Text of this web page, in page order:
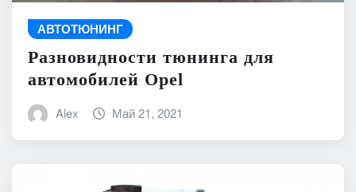
АВТОТЮНИНГ
Разновидности тюнинга для
автомобилей Opel
Alex Май 21, 2021